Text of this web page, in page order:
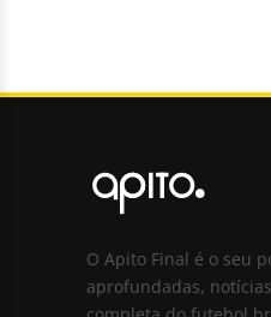
O Apito Final é o seu
aprofundadas,